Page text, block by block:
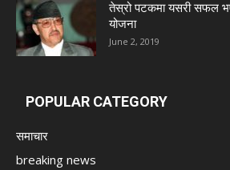
तेस्रो पटकमा यसरी सफल
योजना
June 2, 2019
POPULAR CATEGORY
समाचार
breaking news